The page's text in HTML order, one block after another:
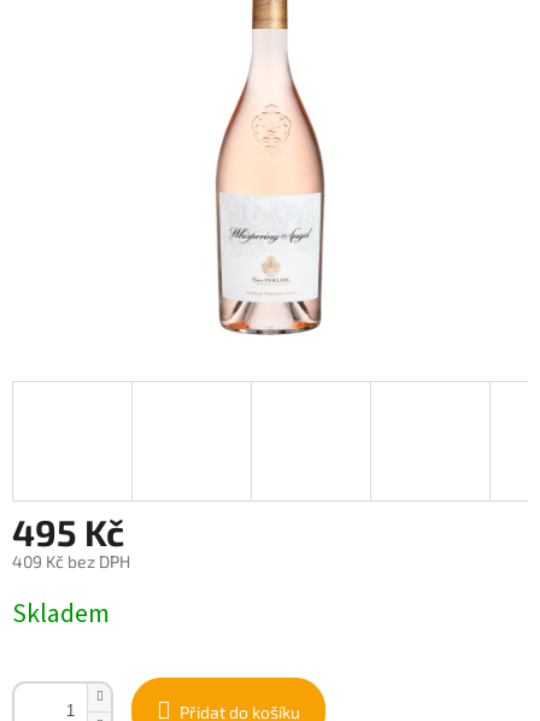
495 Kč
409 Kč bez DPH
cena:
Skladem
Přidat do košíku